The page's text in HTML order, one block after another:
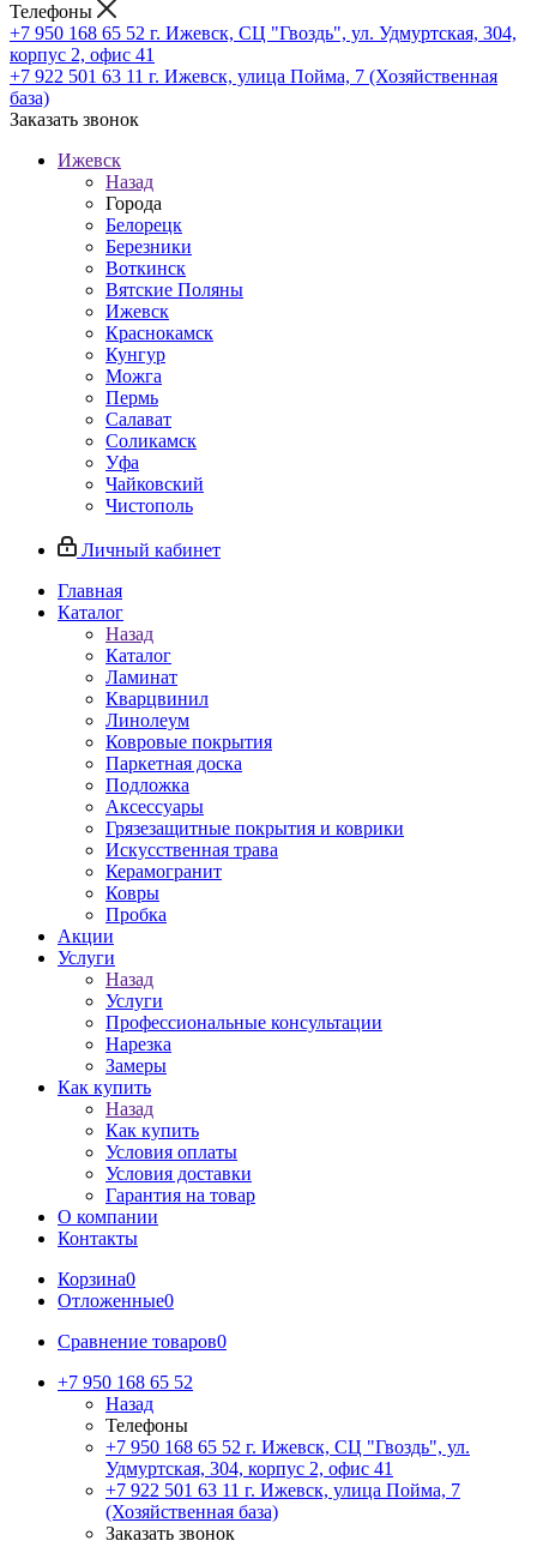
Телефоны
+7 950 168 65 52 г. Ижевск, СЦ "Гвоздь", ул. Удмуртская, 304,
корпус 2, офис 41
+7 922 501 63 11 г. Ижевск, улица Пойма, 7 (Хозяйственная
база)
Заказать звонок
Ижевск
Назад
Города
Белорецк
Березники
Воткинск
Вятские Поляны
Ижевск
Краснокамск
Кунгур
Можга
Пермь
Салават
Соликамск
Уфа
Чайковский
Чистополь
Личный кабинет
Главная
Каталог
Назад
Каталог
Ламинат
Кварцвинил
Линолеум
Ковровые покрытия
Паркетная доска
Подложка
Аксессуары
Грязезащитные покрытия и коврики
Искусственная трава
Керамогранит
Ковры
Пробка
Акции
Услуги
Назад
Услуги
Профессиональные консультации
Нарезка
Замеры
Как купить
Назад
Как купить
Условия оплаты
Условия доставки
Гарантия на товар
О компании
Контакты
Корзина0
Отложенные0
Сравнение товаров0
+7 950 168 65 52
Назад
Телефоны
+7 950 168 65 52 г. Ижевск, СЦ "Гвоздь", ул.
Удмуртская, 304, корпус 2, офис 41
+7 922 501 63 11 г. Ижевск, улица Пойма, 7
(Хозяйственная база)
Заказать звонок